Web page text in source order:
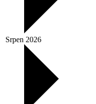
Srpen 2026